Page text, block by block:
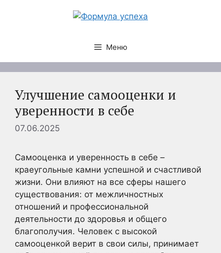
Меню
Улучшение самооценки и
уверенности в себе
07.06.2025
Самооценка и уверенность в себе –
краеугольные камни успешной и счастливой
жизни. Они влияют на все сферы нашего
существования: от межличностных
отношений и профессиональной
деятельности до здоровья и общего
благополучия. Человек с высокой
самооценкой верит в свои силы, принимает